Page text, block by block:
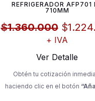
REFRIGERADOR AFP701
710MM
$1.360.000
El
precio
original
era:
$
+ IVA
Ver Detalle
Obtén tu cotización
haciendo clic en el botón